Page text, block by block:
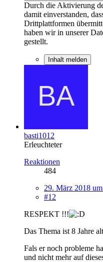
Durch die Aktivierung
damit einverstanden,
Drittplattformen
haben wir in unserer
gestellt.
Inhalt melden
basti1012
Erleuchteter
Reaktionen
484
29. März 2018
#12
RESPEKT !!!
Das Thema ist 8 Jahre
Fals er noch probleme
und nicht mehr auf